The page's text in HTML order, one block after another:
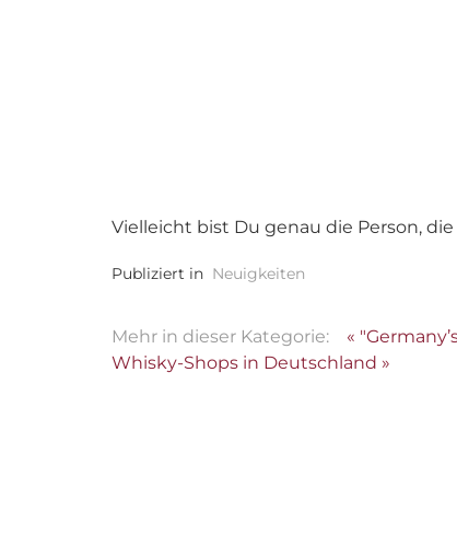
Vielleicht bist Du genau die Person,
Publiziert in Neuigkeiten
Mehr in dieser Kategorie: «
Whisky-Shops in Deutschland »